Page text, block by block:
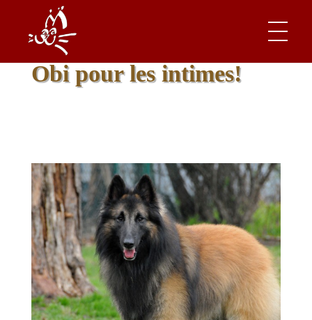
~ Ben Kenobi ~
Obi pour les intimes!